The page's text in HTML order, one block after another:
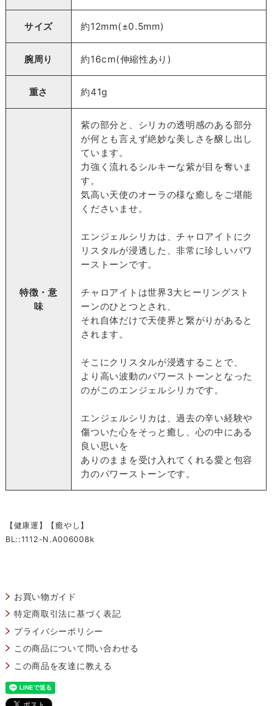
サイズ 約12mm(±0.5mm)
腕周り 約16cm(伸縮性あり)
重さ 約41g
特徴・意
味
紫の部分と、シリカの透明感のある部分
が何とも言えず絶妙な美しさを醸し出し
ています。
力強く流れるシルキーな紫が目を奪いま
す。
気高い天使のオーラの様な癒しをご堪能
くださいませ。
エンジェルシリカは、チャロアイトにク
リスタルが浸透した、非常に珍しいパワ
ーストーンです。
チャロアイトは世界3大ヒーリングスト
ーンのひとつとされ、
それ自体だけで天使界と繋がりがあると
されます。
そこにクリスタルが浸透することで、
より高い波動のパワーストーンとなった
のがこのエンジェルシリカです。
エンジェルシリカは、過去の辛い経験や
傷ついた心をそっと癒し、心の中にある
良い思いを
ありのままを受け入れてくれる愛と包容
力のパワーストーンです。
【健康運】【癒やし】
BL::1112-N.A006008k
お買い物ガイド
特定商取引法に基づく表記
プライバシーポリシー
この商品について問い合わせる
この商品を友達に教える